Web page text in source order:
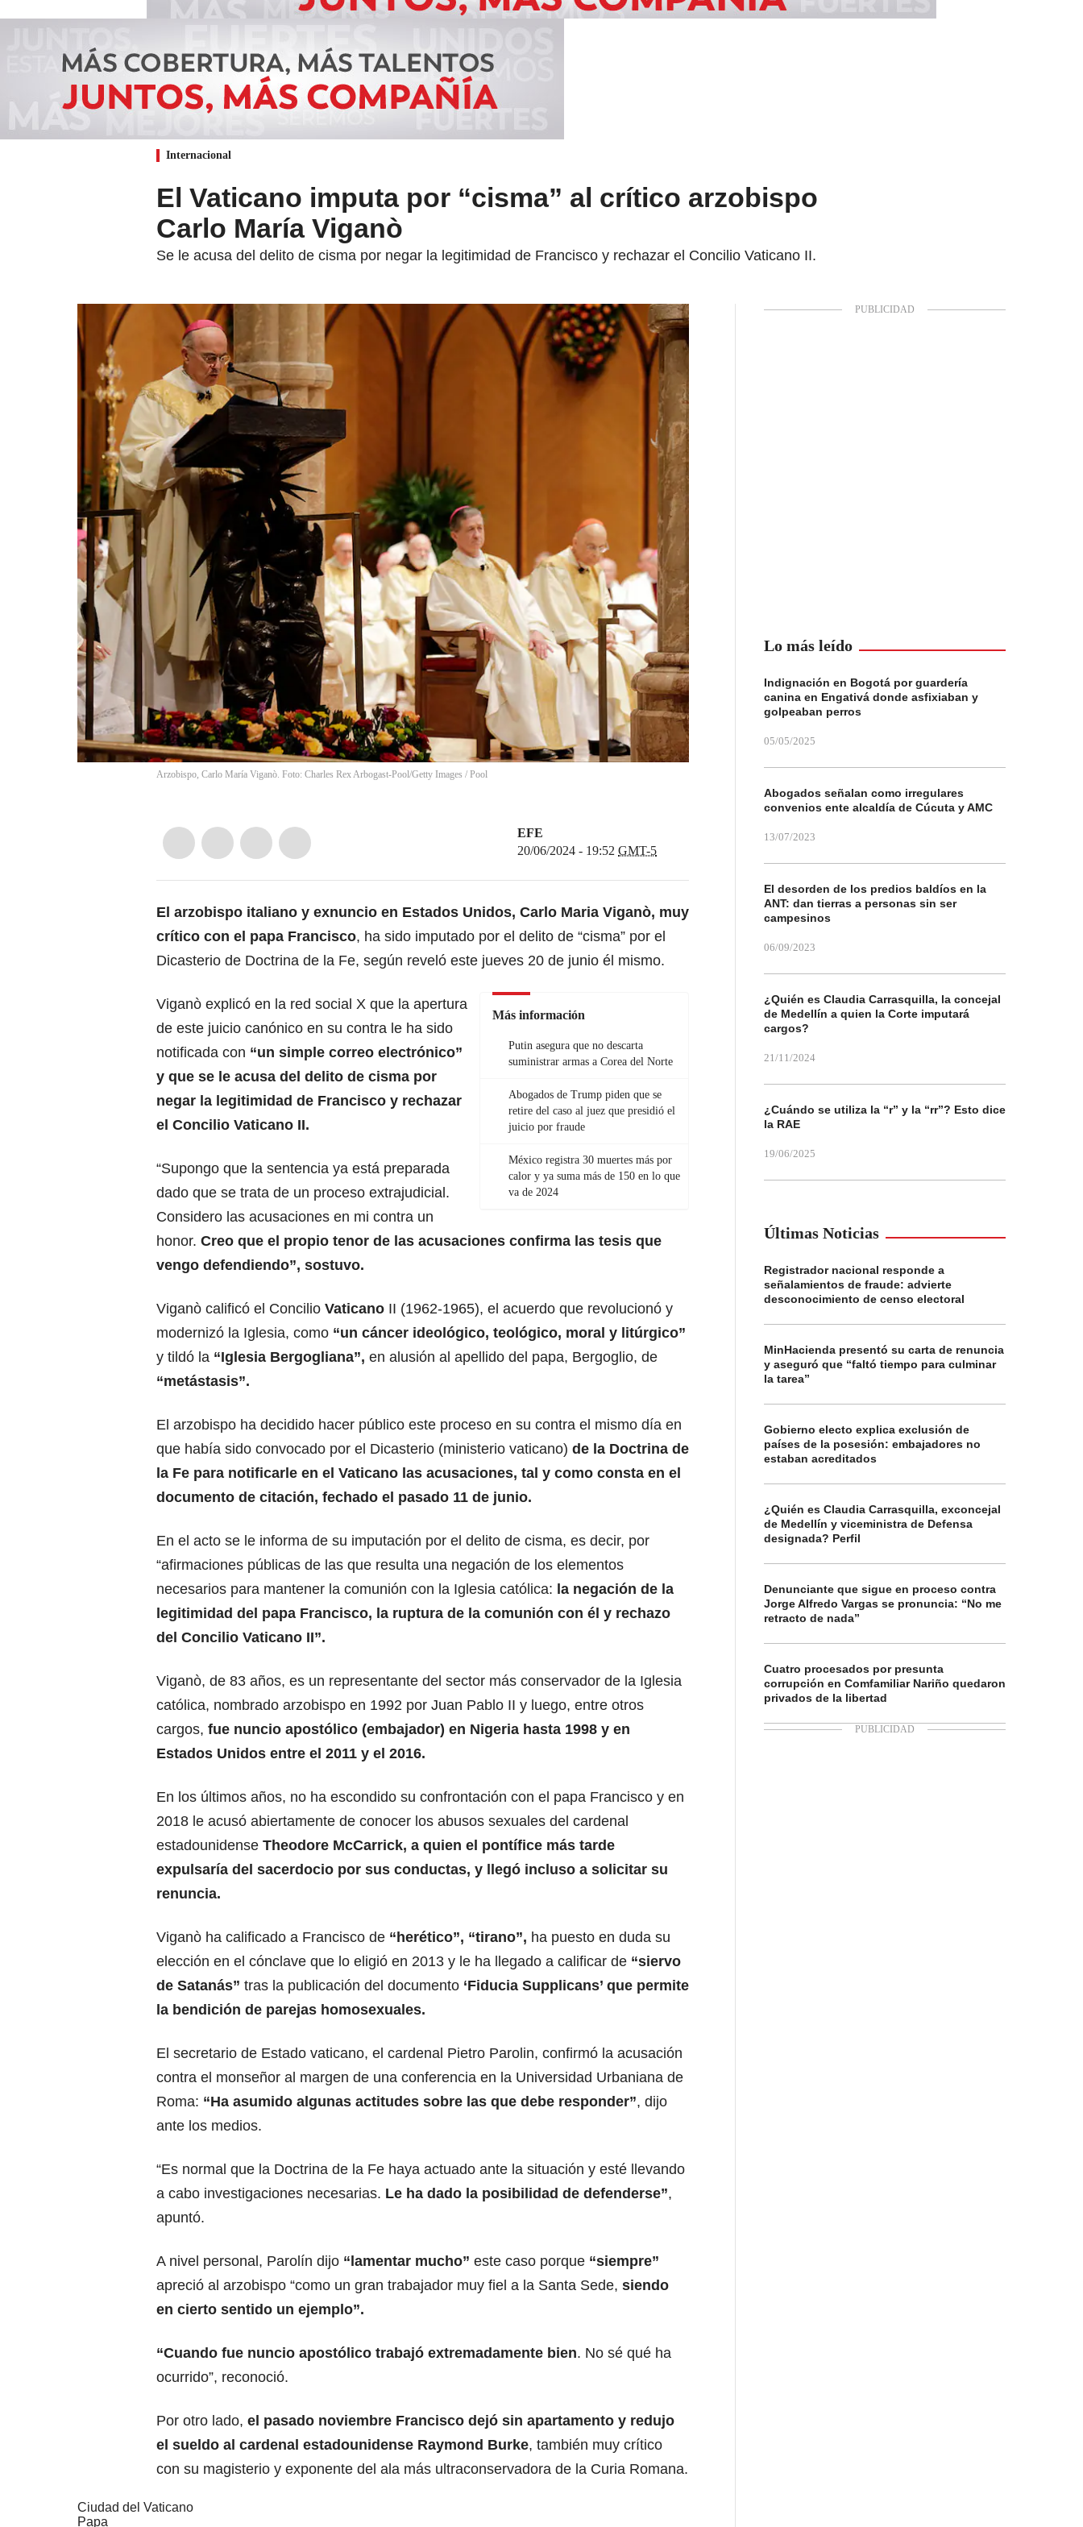
Internacional
El Vaticano imputa por “cisma” al crítico arzobispo
Carlo María Viganò
Se le acusa del delito de cisma por negar la legitimidad de Francisco y rechazar el Concilio Vaticano II.
Arzobispo, Carlo María Viganò. Foto: Charles Rex Arbogast-Pool/Getty Images / Pool
EFE
20/06/2024 - 19:52 GMT-5
El arzobispo italiano y exnuncio en Estados Unidos, Carlo Maria Viganò, muy
crítico con el papa Francisco, ha sido imputado por el delito de “cisma” por el
Dicasterio de Doctrina de la Fe, según reveló este jueves 20 de junio él mismo.
Más información
Putin asegura que no descarta
suministrar armas a Corea del Norte
Abogados de Trump piden que se
retire del caso al juez que presidió el
juicio por fraude
México registra 30 muertes más por
calor y ya suma más de 150 en lo que
va de 2024
Viganò explicó en la red social X que la apertura
de este juicio canónico en su contra le ha sido
notificada con “un simple correo electrónico”
y que se le acusa del delito de cisma por
negar la legitimidad de Francisco y rechazar
el Concilio Vaticano II.
“Supongo que la sentencia ya está preparada
dado que se trata de un proceso extrajudicial.
Considero las acusaciones en mi contra un
honor. Creo que el propio tenor de las acusaciones confirma las tesis que
vengo defendiendo”, sostuvo.
Viganò calificó el Concilio Vaticano II (1962-1965), el acuerdo que revolucionó y
modernizó la Iglesia, como “un cáncer ideológico, teológico, moral y litúrgico”
y tildó la “Iglesia Bergogliana”, en alusión al apellido del papa, Bergoglio, de
“metástasis”.
El arzobispo ha decidido hacer público este proceso en su contra el mismo día en
que había sido convocado por el Dicasterio (ministerio vaticano) de la Doctrina de
la Fe para notificarle en el Vaticano las acusaciones, tal y como consta en el
documento de citación, fechado el pasado 11 de junio.
En el acto se le informa de su imputación por el delito de cisma, es decir, por
“afirmaciones públicas de las que resulta una negación de los elementos
necesarios para mantener la comunión con la Iglesia católica: la negación de la
legitimidad del papa Francisco, la ruptura de la comunión con él y rechazo
del Concilio Vaticano II”.
Viganò, de 83 años, es un representante del sector más conservador de la Iglesia
católica, nombrado arzobispo en 1992 por Juan Pablo II y luego, entre otros
cargos, fue nuncio apostólico (embajador) en Nigeria hasta 1998 y en
Estados Unidos entre el 2011 y el 2016.
En los últimos años, no ha escondido su confrontación con el papa Francisco y en
2018 le acusó abiertamente de conocer los abusos sexuales del cardenal
estadounidense Theodore McCarrick, a quien el pontífice más tarde
expulsaría del sacerdocio por sus conductas, y llegó incluso a solicitar su
renuncia.
Viganò ha calificado a Francisco de “herético”, “tirano”, ha puesto en duda su
elección en el cónclave que lo eligió en 2013 y le ha llegado a calificar de “siervo
de Satanás” tras la publicación del documento ‘Fiducia Supplicans’ que permite
la bendición de parejas homosexuales.
El secretario de Estado vaticano, el cardenal Pietro Parolin, confirmó la acusación
contra el monseñor al margen de una conferencia en la Universidad Urbaniana de
Roma: “Ha asumido algunas actitudes sobre las que debe responder”, dijo
ante los medios.
“Es normal que la Doctrina de la Fe haya actuado ante la situación y esté llevando
a cabo investigaciones necesarias. Le ha dado la posibilidad de defenderse”,
apuntó.
A nivel personal, Parolín dijo “lamentar mucho” este caso porque “siempre”
apreció al arzobispo “como un gran trabajador muy fiel a la Santa Sede, siendo
en cierto sentido un ejemplo”.
“Cuando fue nuncio apostólico trabajó extremadamente bien. No sé qué ha
ocurrido”, reconoció.
Por otro lado, el pasado noviembre Francisco dejó sin apartamento y redujo
el sueldo al cardenal estadounidense Raymond Burke, también muy crítico
con su magisterio y exponente del ala más ultraconservadora de la Curia Romana.
Ciudad del Vaticano
Papa
Lo más leído
Indignación en Bogotá por guardería
canina en Engativá donde asfixiaban y
golpeaban perros
05/05/2025
Abogados señalan como irregulares
convenios ente alcaldía de Cúcuta y AMC
13/07/2023
El desorden de los predios baldíos en la
ANT: dan tierras a personas sin ser
campesinos
06/09/2023
¿Quién es Claudia Carrasquilla, la concejal
de Medellín a quien la Corte imputará
cargos?
21/11/2024
¿Cuándo se utiliza la “r” y la “rr”? Esto dice
la RAE
19/06/2025
Últimas Noticias
Registrador nacional responde a
señalamientos de fraude: advierte
desconocimiento de censo electoral
MinHacienda presentó su carta de renuncia
y aseguró que “faltó tiempo para culminar
la tarea”
Gobierno electo explica exclusión de
países de la posesión: embajadores no
estaban acreditados
¿Quién es Claudia Carrasquilla, exconcejal
de Medellín y viceministra de Defensa
designada? Perfil
Denunciante que sigue en proceso contra
Jorge Alfredo Vargas se pronuncia: “No me
retracto de nada”
Cuatro procesados por presunta
corrupción en Comfamiliar Nariño quedaron
privados de la libertad